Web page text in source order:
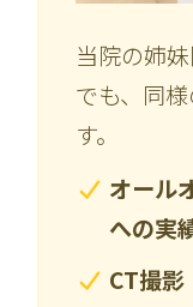
当院の姉
でも、同
す。
オール
への実
CT撮